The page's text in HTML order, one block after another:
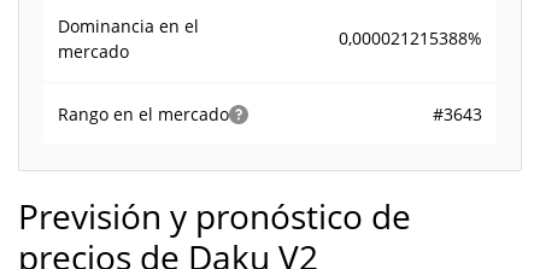
Dominancia en el
mercado
0,000021215388%
Rango en el mercado #3643
Previsión y pronóstico de
precios de Daku V2